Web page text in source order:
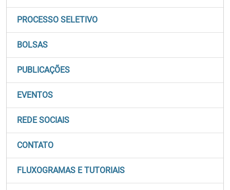
PROCESSO SELETIVO
BOLSAS
PUBLICAÇÕES
EVENTOS
REDE SOCIAIS
CONTATO
FLUXOGRAMAS E TUTORIAIS